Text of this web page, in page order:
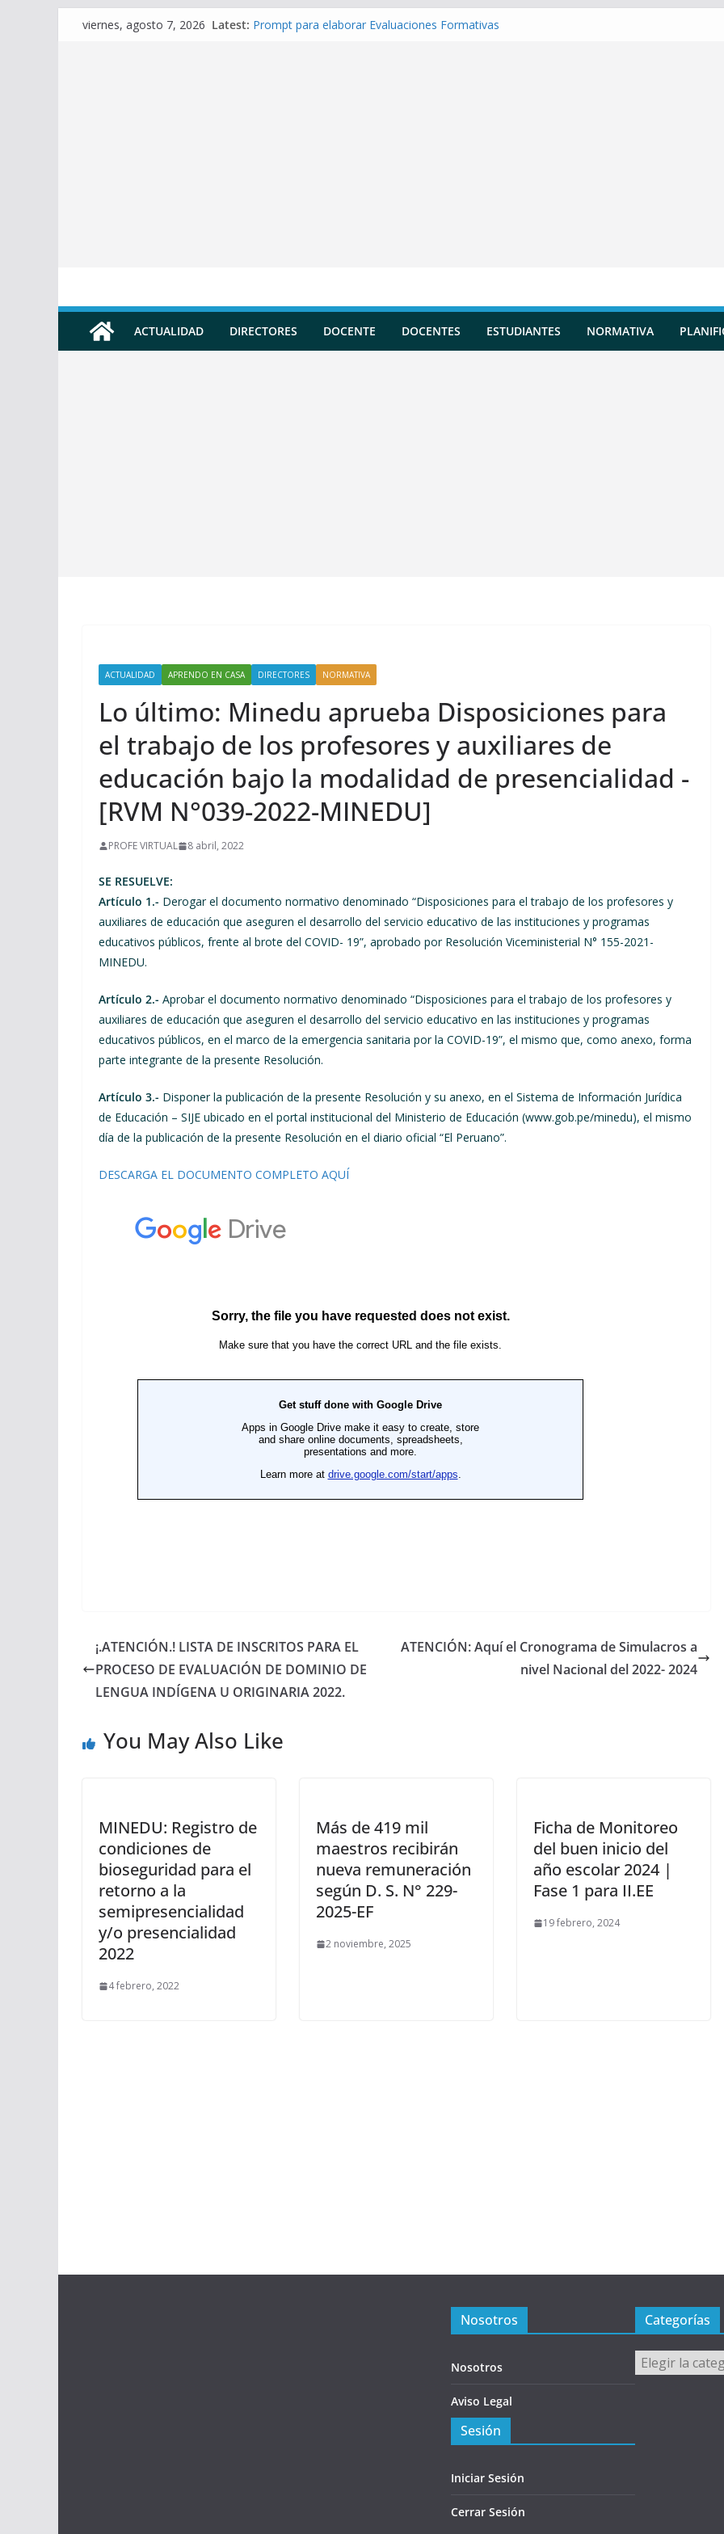
Skipviernes, agosto 7, 2026 Latest: Prompt para elaborar Evaluaciones Formativas
ACTUALIDAD DIRECTORES DOCENTE DOCENTES ESTUDIANTES NORMATIVA
ACTUALIDAD APRENDO EN CASA DIRECTORES NORMATIVA
Lo último: Minedu aprueba Disposiciones para
el trabajo de los profesores y auxiliares de
educación bajo la modalidad de presencialidad -
[RVM N°039-2022-MINEDU]
PROFE VIRTUAL 8 abril, 2022
SE RESUELVE:
Artículo 1.- Derogar el documento normativo denominado “Disposiciones para el trabajo de los profesores y
auxiliares de educación que aseguren el desarrollo del servicio educativo de las instituciones y programas
educativos públicos, frente al brote del COVID- 19”, aprobado por Resolución Viceministerial N° 155-2021-
MINEDU.
Artículo 2.- Aprobar el documento normativo denominado “Disposiciones para el trabajo de los profesores y
auxiliares de educación que aseguren el desarrollo del servicio educativo en las instituciones y programas
educativos públicos, en el marco de la emergencia sanitaria por la COVID-19”, el mismo que, como anexo, forma
parte integrante de la presente Resolución.
Artículo 3.- Disponer la publicación de la presente Resolución y su anexo, en el Sistema de Información Jurídica
de Educación – SIJE ubicado en el portal institucional del Ministerio de Educación (www.gob.pe/minedu), el mismo
día de la publicación de la presente Resolución en el diario oficial “El Peruano”.
DESCARGA EL DOCUMENTO COMPLETO AQUÍ
¡.ATENCIÓN.! LISTA DE INSCRITOS PARA EL
PROCESO DE EVALUACIÓN DE DOMINIO DE
LENGUA INDÍGENA U ORIGINARIA 2022.
ATENCIÓN: Aquí el Cronograma de Simulacros a
nivel Nacional del 2022- 2024
You May Also Like
MINEDU: Registro de
condiciones de
bioseguridad para el
retorno a la
semipresencialidad
y/o presencialidad
2022
4 febrero, 2022
Más de 419 mil
maestros recibirán
nueva remuneración
según D. S. N° 229-
2025-EF
2 noviembre, 2025
Ficha de Monitoreo
del buen inicio del
año escolar 2024 |
Fase 1 para II.EE
19 febrero, 2024
Nosotros
Nosotros
Aviso Legal
Sesión
Iniciar Sesión
Cerrar Sesión
Categorías
Categorías